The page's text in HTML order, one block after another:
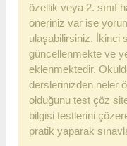
özellik veya 2. sınıf
öneriniz var ise
ulaşabilirsiniz. İkinci
güncellenmekte ve
eklenmektedir.
derslerinizden neler
olduğunu test çöz
bilgisi testlerini
pratik yaparak